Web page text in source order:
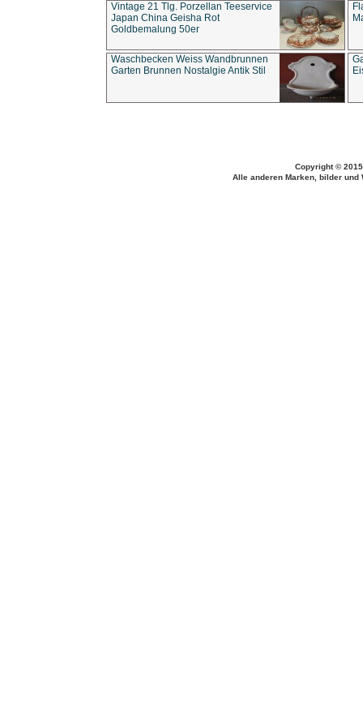
Vintage 21 Tlg. Porzellan Teeservice
Japan China Geisha Rot
Goldbemalung 50er
Waschbecken Weiss Wandbrunnen
Garten Brunnen Nostalgie Antik Stil
Copyright ©
Alle anderen Marken, bilder und